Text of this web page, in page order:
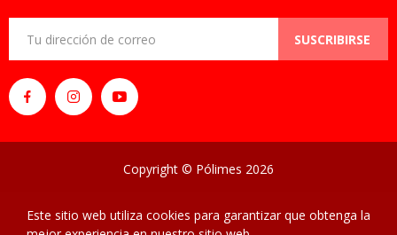
SUSCRIBIRSE
Copyright © Pólimes 2026
Este sitio web utiliza cookies para garantizar que obtenga la